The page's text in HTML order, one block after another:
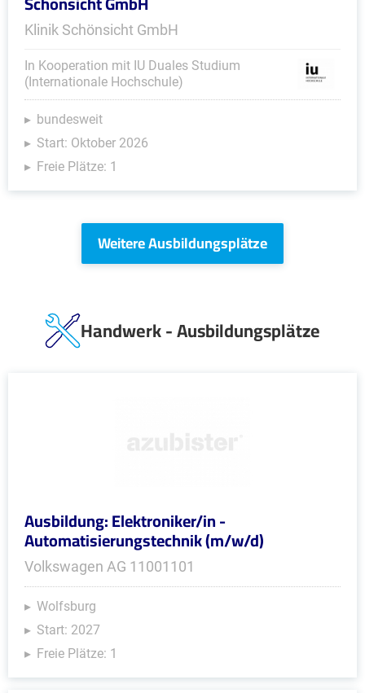
Klinik Schönsicht GmbH
In Kooperation mit IU Duales Studium
(Internationale Hochschule)
bundesweit
Start: Oktober 2026
Freie Plätze: 1
Weitere Ausbildungsplätze
Handwerk - Ausbildungsplätze
Ausbildung: Elektroniker/in -
Automatisierungstechnik (m/w/d)
Volkswagen AG 11001101
Wolfsburg
Start: 2027
Freie Plätze: 1